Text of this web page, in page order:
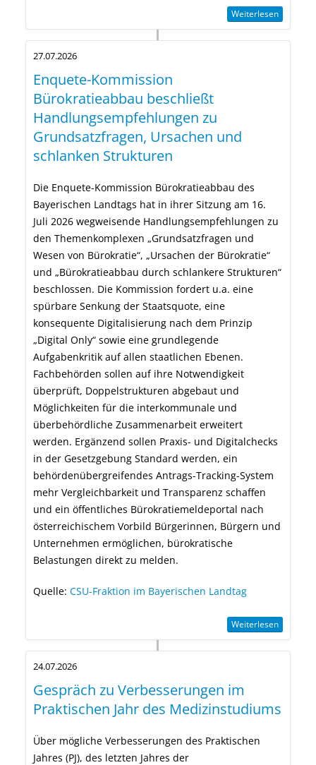
Weiterlesen
27.07.2026
Enquete-Kommission
Bürokratieabbau beschließt
Handlungsempfehlungen zu
Grundsatzfragen, Ursachen und
schlanken Strukturen
Die Enquete-Kommission Bürokratieabbau des
Bayerischen Landtags hat in ihrer Sitzung am 16.
Juli 2026 wegweisende Handlungsempfehlungen zu
den Themenkomplexen „Grundsatzfragen und
Wesen von Bürokratie“, „Ursachen der Bürokratie“
und „Bürokratieabbau durch schlankere Strukturen“
beschlossen. Die Kommission fordert u.a. eine
spürbare Senkung der Staatsquote, eine
konsequente Digitalisierung nach dem Prinzip
Digital Only“ sowie eine grundlegende
Aufgabenkritik auf allen staatlichen Ebenen.
Fachbehörden sollen auf ihre Notwendigkeit
überprüft, Doppelstrukturen abgebaut und
Möglichkeiten für die interkommunale und
überbehördliche Zusammenarbeit erweitert
werden. Ergänzend sollen Praxis- und Digitalchecks
in der Gesetzgebung Standard werden, ein
behördenübergreifendes Antrags-Tracking-System
mehr Vergleichbarkeit und Transparenz schaffen
und ein öffentliches Bürokratiemeldeportal nach
österreichischem Vorbild Bürgerinnen, Bürgern und
Unternehmen ermöglichen, bürokratische
Belastungen direkt zu melden.
Quelle: CSU-Fraktion im Bayerischen Landtag
Weiterlesen
24.07.2026
Gespräch zu Verbesserungen im
Praktischen Jahr des Medizinstudiums
Über mögliche Verbesserungen des Praktischen
Jahres (PJ), des letzten Jahres der